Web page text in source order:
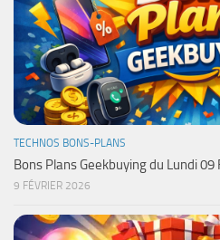
TECHNOS BONS-PLANS
Bons Plans Geekbuying du Lundi 09
9 FÉVRIER 2026